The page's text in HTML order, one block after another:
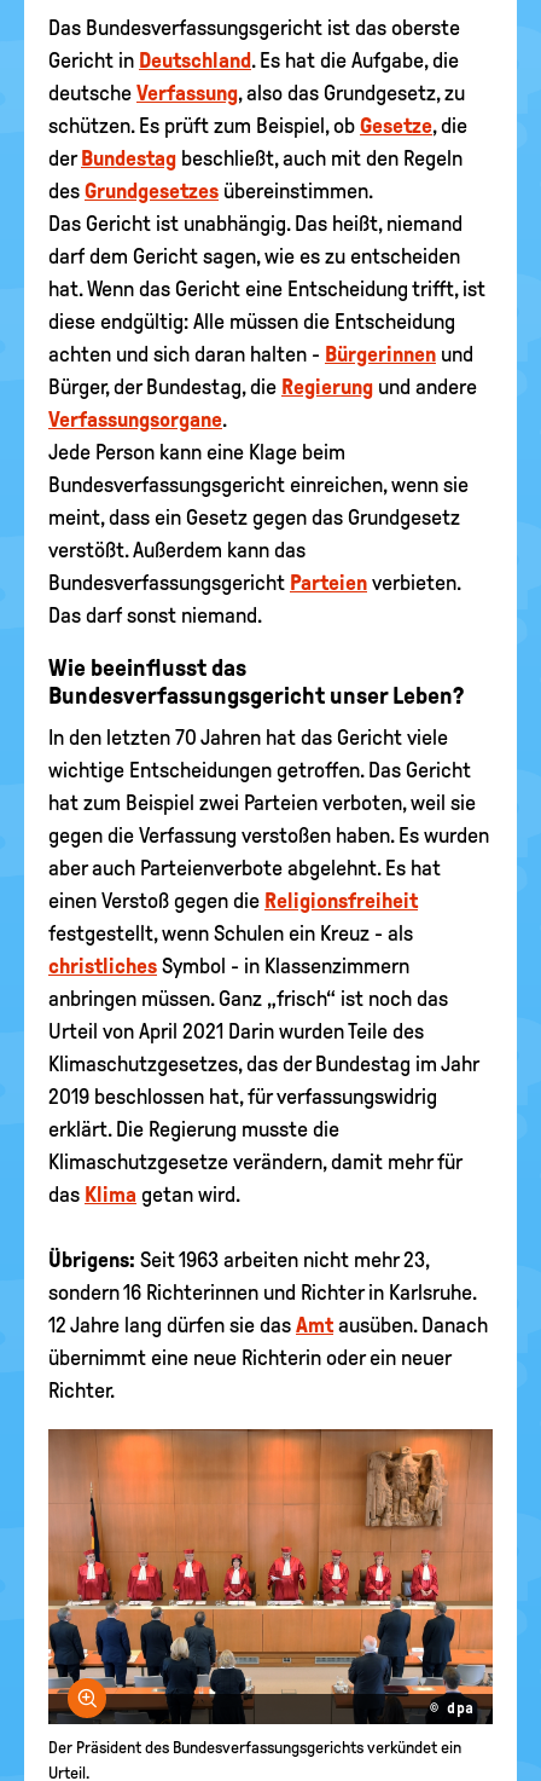
Das Bundesverfassungsgericht ist das oberste
Gericht in Deutschland. Es hat die Aufgabe, die
deutsche Verfassung, also das Grundgesetz, zu
schützen. Es prüft zum Beispiel, ob Gesetze, die
der Bundestag beschließt, auch mit den Regeln
des Grundgesetzes übereinstimmen.
Das Gericht ist unabhängig. Das heißt, niemand
darf dem Gericht sagen, wie es zu entscheiden
hat. Wenn das Gericht eine Entscheidung trifft, ist
diese endgültig: Alle müssen die Entscheidung
achten und sich daran halten - Bürgerinnen und
Bürger, der Bundestag, die Regierung und andere
Verfassungsorgane.
Jede Person kann eine Klage beim
Bundesverfassungsgericht einreichen, wenn sie
meint, dass ein Gesetz gegen das Grundgesetz
verstößt. Außerdem kann das
Bundesverfassungsgericht Parteien verbieten.
Das darf sonst niemand.
Wie beeinflusst das
Bundesverfassungsgericht unser Leben?
In den letzten 70 Jahren hat das Gericht viele
wichtige Entscheidungen getroffen. Das Gericht
hat zum Beispiel zwei Parteien verboten, weil sie
gegen die Verfassung verstoßen haben. Es wurden
aber auch Parteienverbote abgelehnt. Es hat
einen Verstoß gegen die Religionsfreiheit
festgestellt, wenn Schulen ein Kreuz - als
christliches Symbol - in Klassenzimmern
anbringen müssen. Ganz „frisch“ ist noch das
Urteil von April 2021 Darin wurden Teile des
Klimaschutzgesetzes, das der Bundestag im Jahr
2019 beschlossen hat, für verfassungswidrig
erklärt. Die Regierung musste die
Klimaschutzgesetze verändern, damit mehr für
das Klima getan wird.
Übrigens: Seit 1963 arbeiten nicht mehr 23,
sondern 16 Richterinnen und Richter in Karlsruhe.
12 Jahre lang dürfen sie das Amtausüben. Danach
übernimmt eine neue Richterin oder ein neuer
Richter.
Bild vergrößern
© dpa
Der Präsident des Bundesverfassungsgerichts verkündet ein
Urteil.